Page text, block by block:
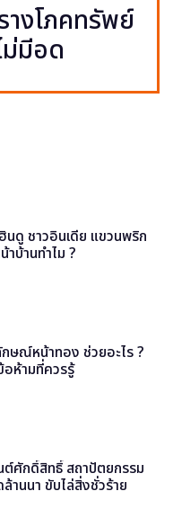
างโภคทรัพย์
มีอด
นดู ชาวอินเดีย แขวนพริก
าบ้านทำไม ?
ษณ์หน้าทอง ช่วยอะไร ?
อห้ามที่ควรรู้
ต์ศักดิ์สิทธิ์ สถาปัตยกรรม
ล้านนา ขับไล่สิ่งชั่วร้าย